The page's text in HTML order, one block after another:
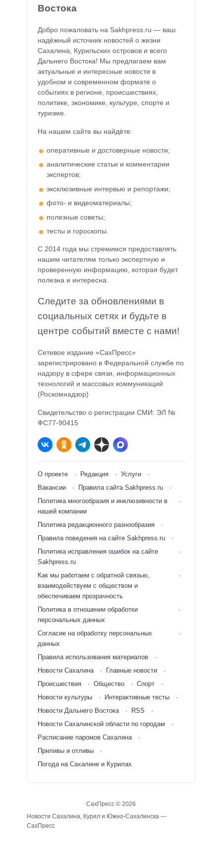
Востока
Добро пожаловать на Sakhpress.ru — ваш
надёжный источник новостей о жизни
Сахалина, Курильских островов и всего
Дальнего Востока! Мы предлагаем вам
актуальные и интересные новости в
удобном и современном формате о
событиях в регионе, происшествиях,
политике, экономике, культуре, спорте и
туризме.
На нашем сайте вы найдёте:
оперативные и достоверные новости;
аналитические статьи и комментарии
экспертов;
эксклюзивные интервью и репортажи;
фото- и видеоматериалы;
полезные советы;
тесты и гороскопы.
С 2014 года мы стремимся предоставлять
нашим читателям только экспертную и
проверенную информацию, которая будет
полезна и интересна.
Следите за обновлениями в
социальных сетях и будьте в
центре событий вместе с нами!
Сетевое издание «СахПресс»
зарегистрировано в Федеральной службе по
надзору в сфере связи, информационных
технологий и массовых коммуникаций
(Роскомнадзор)
Свидетельство о регистрации СМИ: ЭЛ №
ФС77-90415
О проекте Редакция
Услуги
Вакансии
Правила сайта Sakhpress.ru
Политика многообразия и инклюзивности в
нашей компании
Политика редакционного разнообразия
Правила поведения на сайте Sakhpress.ru
Политика исправления ошибок на сайте
Sakhpress.ru
Как мы работаем с обратной связью,
взаимодействуем с обществом и
обеспечиваем прозрачность
Политика в отношении обработки
персональных данных
Согласие на обработку персональных
данных
Правила использования материалов
Новости Сахалина
Главные новости
Происшествия
Общество
Спорт
Новости культуры
Интерактивные тесты
Новости Дальнего Востока
RSS
Новости Сахалинской области по городам
Расписание паромов Сахалина
Приливы и отливы
Погода на Сахалине и Курилах
СахПресс © 2026
Новости Сахалина, Курил и Южно-Сахалинска —
СахПресс